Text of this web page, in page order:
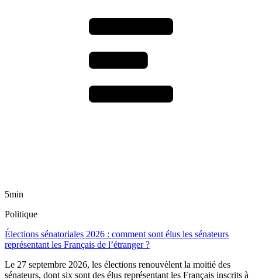
5min
Politique
Élections sénatoriales 2026 : comment sont élus les sénateurs
représentant les Français de l’étranger ?
Le 27 septembre 2026, les élections renouvèlent la moitié des
sénateurs, dont six sont des élus représentant les Français inscrits à